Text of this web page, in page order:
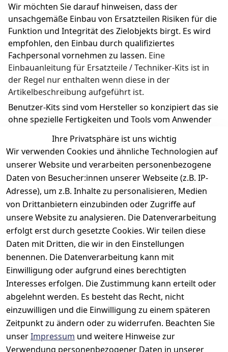
Wir möchten Sie darauf hinweisen, dass der
unsachgemäße Einbau von Ersatzteilen Risiken für die
Funktion und Integrität des Zielobjekts birgt. Es wird
empfohlen, den Einbau durch qualifiziertes
Fachpersonal vornehmen zu lassen. Eine
Einbauanleitung für Ersatzteile / Techniker-Kits ist in
der Regel nur enthalten wenn diese in der
Artikelbeschreibung aufgeführt ist.
Benutzer-Kits sind vom Hersteller so konzipiert das sie
ohne spezielle Fertigkeiten und Tools vom Anwender
Ihre Privatsphäre ist uns wichtig
Wir verwenden Cookies und ähnliche Technologien auf
unserer Website und verarbeiten personenbezogene
Daten von Besucher:innen unserer Webseite (z.B. IP-
Adresse), um z.B. Inhalte zu personalisieren, Medien
von Drittanbietern einzubinden oder Zugriffe auf
unsere Website zu analysieren. Die Datenverarbeitung
erfolgt erst durch gesetzte Cookies. Wir teilen diese
Daten mit Dritten, die wir in den Einstellungen
benennen. Die Datenverarbeitung kann mit
Einwilligung oder aufgrund eines berechtigten
Interesses erfolgen. Die Zustimmung kann erteilt oder
abgelehnt werden. Es besteht das Recht, nicht
einzuwilligen und die Einwilligung zu einem späteren
Zeitpunkt zu ändern oder zu widerrufen. Beachten Sie
unserImpressum und weitere Hinweise zur
Verwendung personenbezogener Daten in unserer
Rechtliches
AGB
Datenschutze
Barrierefreihe
itserklärung
Widerrufsbele
hrung
Retoureninfo
Kontakt
Prilux Print
Solutions
Wilhem-
Leuschner-Str.
19
D-63322
Rödermark
Tel.: 06074
Email:
info@prilux-
Support
Hersteller
Druckqualität
Wartungskit
Roller-
Diagramm
Ersatzteile
aus eigenen
Lagerbestand
Zahlung
und
Versand
Versandpausc
hale 5,95